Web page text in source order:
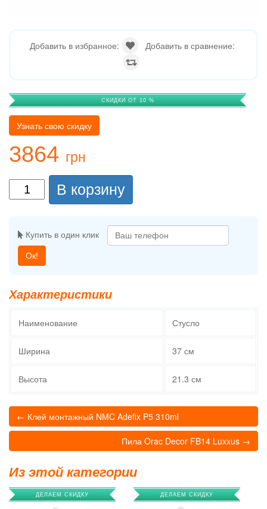
Добавить в избранное: Добавить в сравнение:
СКИДКИ ОТ 10 %
Узнать свою скидку
3864 грн
В корзину
Купить в один клик
Ок!
Характеристики
Наименование Стусло
Ширина 37 см
Высота 21.3 см
← Клей монтажный NMC Adefix P5 310ml
Пила Orac Decor FB14 Luxxus →
Из этой категории
ДЕЛАЕМ СКИДКУ ДЕЛАЕМ СКИДКУ